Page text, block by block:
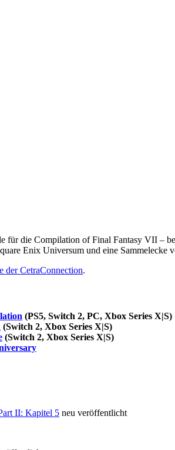
für die Compilation of Final Fantasy VII –
Enix Universum und eine Sammelecke
der CetraConnection.
(PS5, Switch 2, PC, Xbox Series X|S)
(Switch 2, Xbox Series X|S)
(Switch 2, Xbox Series X|S)
II: Kapitel 5 neu veröffentlicht